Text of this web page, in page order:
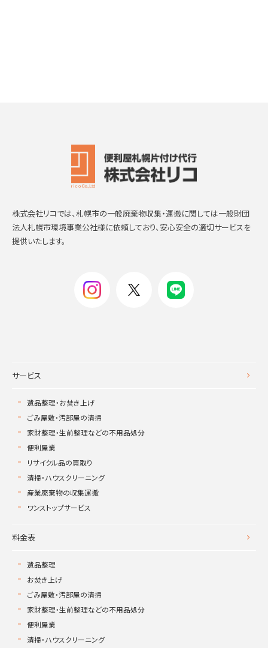
株式会社リコでは、札幌市の一般廃棄物収集・運搬に関しては一般財団
法人札幌市環境事業公社様に依頼しており、安心安全の適切サービスを
提供いたします。
サービス
遺品整理・お焚き上げ
ごみ屋敷・汚部屋の清掃
家財整理・生前整理などの不用品処分
便利屋業
リサイクル品の買取り
清掃・ハウスクリーニング
産業廃棄物の収集運搬
ワンストップサービス
料金表
遺品整理
お焚き上げ
ごみ屋敷・汚部屋の清掃
家財整理・生前整理などの不用品処分
便利屋業
清掃・ハウスクリーニング